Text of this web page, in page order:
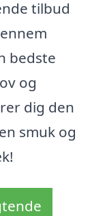
tilbud
bedste
og
dig den
smuk og